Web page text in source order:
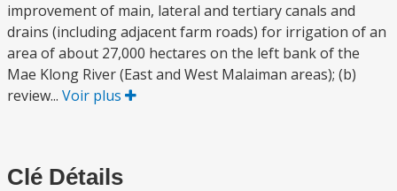
improvement of main, lateral and tertiary canals and
drains (including adjacent farm roads) for irrigation of an
area of about 27,000 hectares on the left bank of the
Mae Klong River (East and West Malaiman areas); (b)
review... Voir plus
Clé Détails